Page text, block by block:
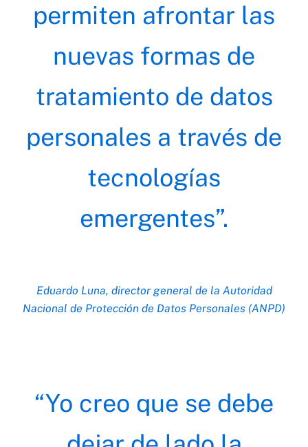
permiten afrontar las
nuevas formas de
tratamiento de datos
personales a través de
tecnologías
emergentes”.
Eduardo Luna, director general de la Autoridad
Nacional de Protección de Datos Personales (ANPD)
“Yo creo que se debe